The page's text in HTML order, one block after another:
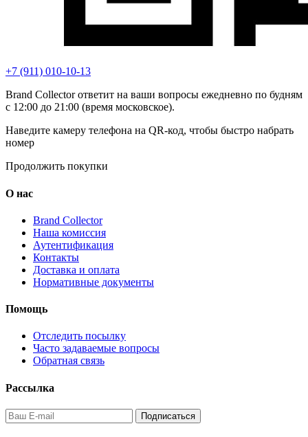
+7 (911) 010-10-13
Brand Collector ответит на ваши вопросы ежедневно по будням
с 12:00 до 21:00 (время московское).
Наведите камеру телефона на QR-код, чтобы быстро набрать
номер
Продолжить покупки
О нас
Brand Collector
Наша комиссия
Аутентификация
Контакты
Доставка и оплата
Нормативные документы
Помощь
Отследить посылку
Часто задаваемые вопросы
Обратная связь
Рассылка
Подписаться